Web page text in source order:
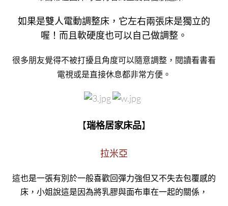
如果是雙人電動調整床，它左右兩張床是獨立的
喔！而且軟硬度也可以自己做調整。
很多朋友覺得不被打擾且角度可以隨意調整，閱讀看書看
電視或是直接休息都非常方便。
【瑞格居家床品】
拉米亞
這也是一張有別於一般喜歡回彈力強但又不失去包覆感的
床，小姐說這是因為將乳膠與面布車在一起的關係，